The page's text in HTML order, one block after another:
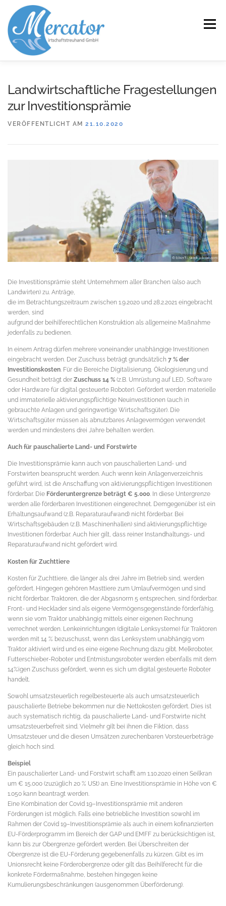
Inhalt
springen
Menü
SERVICE KANZLEI KARRIERE
Landwirtschaftliche Fragestellungen
zur Investitionsprämie
VERÖFFENTLICHT AM 21.10.2020
Die Investitionsprämie steht Unternehmern aller Branchen (also auch
Landwirten) zu. Anträge,
die im Betrachtungszeitraum zwischen 1.9.2020 und 28.2.2021 eingebracht
werden, sind
aufgrund der beihilferechtlichen Konstruktion als allgemeine Maßnahme
jedenfalls zu bedienen.
In einem Antrag dürfen mehrere voneinander unabhängige Investitionen
eingebracht werden. Der Zuschuss beträgt grundsätzlich 7 % der
Investitionskosten. Für die Bereiche Digitalisierung, Ökologisierung und
Gesundheit beträgt der Zuschuss 14 % (z.B. Umrüstung auf LED, Software
oder Hardware für digital gesteuerte Roboter). Gefördert werden materielle
und immaterielle aktivierungspflichtige Neuinvestitionen (auch in
gebrauchte Anlagen und geringwertige Wirtschaftsgüter). Die
Wirtschaftsgüter müssen als abnutzbares Anlagevermögen verwendet
werden und mindestens drei Jahre behalten werden.
Auch für pauschalierte Land- und Forstwirte
Die Investitionsprämie kann auch von pauschalierten Land- und
Forstwirten beansprucht werden. Auch wenn kein Anlagenverzeichnis
geführt wird, ist die Anschaffung von aktivierungspflichtigen Investitionen
förderbar. Die Förderuntergrenze beträgt € 5.000. In diese Untergrenze
werden alle förderbaren Investitionen eingerechnet. Demgegenüber ist ein
Erhaltungsaufwand (z.B. Reparaturaufwand) nicht förderbar. Bei
Wirtschaftsgebäuden (z.B. Maschinenhallen) sind aktivierungspflichtige
Investitionen förderbar. Auch hier gilt, dass reiner Instandhaltungs- und
Reparaturaufwand nicht gefördert wird.
Kosten für Zuchttiere
Kosten für Zuchttiere, die länger als drei Jahre im Betrieb sind, werden
gefördert. Hingegen gehören Masttiere zum Umlaufvermögen und sind
nicht förderbar. Traktoren, die der Abgasnorm 5 entsprechen, sind förderbar.
Front- und Hecklader sind als eigene Vermögensgegenstände förderfähig,
wenn sie vom Traktor unabhängig mittels einer eigenen Rechnung
verrechnet werden. Lenkeinrichtungen (digitale Lenksysteme) für Traktoren
werden mit 14 % bezuschusst, wenn das Lenksystem unabhängig vom
Traktor aktiviert wird und es eine eigene Rechnung dazu gibt. Melkroboter,
Futterschieber-Roboter und Entmistungsroboter werden ebenfalls mit dem
14%igen Zuschuss gefördert, wenn es sich um digital gesteuerte Roboter
handelt.
Sowohl umsatzsteuerlich regelbesteuerte als auch umsatzsteuerlich
pauschalierte Betriebe bekommen nur die Nettokosten gefördert. Dies ist
auch systematisch richtig, da pauschalierte Land- und Forstwirte nicht
umsatzsteuerbefreit sind. Vielmehr gilt bei ihnen die Fiktion, dass
Umsatzsteuer und die diesen Umsätzen zurechenbaren Vorsteuerbeträge
gleich hoch sind.
Beispiel
Ein pauschalierter Land- und Forstwirt schafft am 1.10.2020 einen Seilkran
um € 15.000 (zuzüglich 20 % USt) an. Eine Investitionsprämie in Höhe von €
1.050 kann beantragt werden.
Eine Kombination der Covid 19–Investitionsprämie mit anderen
Förderungen ist möglich. Falls eine betriebliche Investition sowohl im
Rahmen der Covid 19–Investitionsprämie als auch in einem kofinanzierten
EU-Förderprogramm im Bereich der GAP und EMFF zu berücksichtigen ist,
kann bis zur Obergrenze gefördert werden. Bei Überschreiten der
Obergrenze ist die EU-Förderung gegebenenfalls zu kürzen. Gibt es im
Unionsrecht keine Förderobergrenze oder gilt das Beihilferecht für die
konkrete Fördermaßnahme, bestehen hingegen keine
Kumulierungsbeschränkungen (ausgenommen Überförderung).